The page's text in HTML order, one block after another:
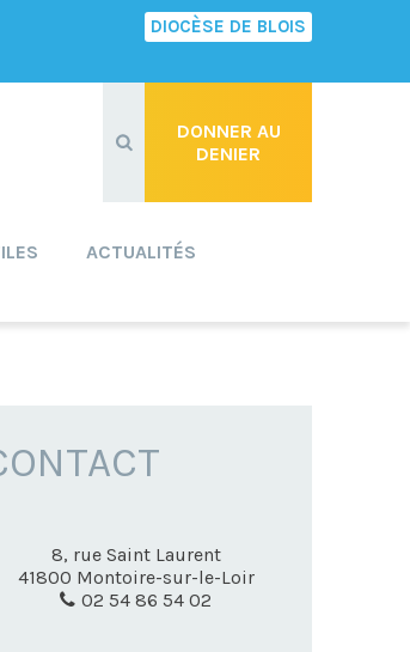
DIOCÈSE DE BLOIS
DONNER AU
DENIER
ACTUALITÉS
8, rue Saint Laurent
41800 Montoire-sur-le-Loir
02 54 86 54 02